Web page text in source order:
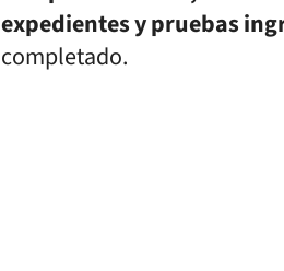
expedientes y pruebas
completado.